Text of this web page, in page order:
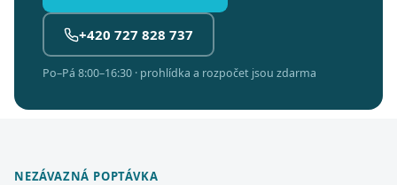
+420 727 828 737
Po–Pá 8:00–16:30 · prohlídka a rozpočet jsou zdarma
NEZÁVAZNÁ POPTÁVKA